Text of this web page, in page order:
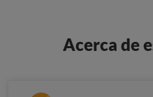
Acerca de